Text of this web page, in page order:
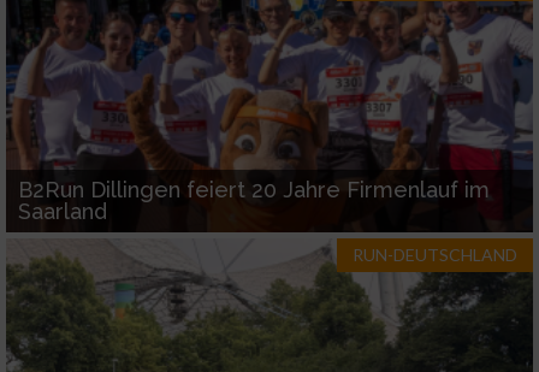
B2Run Dillingen feiert 20 Jahre Firmenlauf im
Saarland
RUN-DEUTSCHLAND
Verwendung reduzierter Daten zur Auswahl
von Inhalten
IAB-Besonderheiten:
Verwendung genauer Standortdaten
Geräte anhand von aktiv angeforderten
Informationen identifizieren
Nicht-IAB-Verarbeitungszwecke:
Notwendig